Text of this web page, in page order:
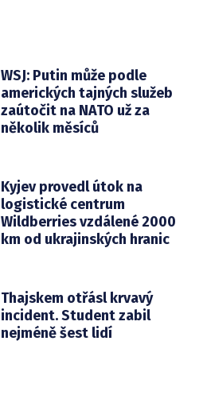
WSJ: Putin může podle
amerických tajných služeb
zaútočit na NATO už za
několik měsíců
Kyjev provedl útok na
logistické centrum
Wildberries vzdálené 2000
km od ukrajinských hranic
Thajskem otřásl krvavý
incident. Student zabil
nejméně šest lidí